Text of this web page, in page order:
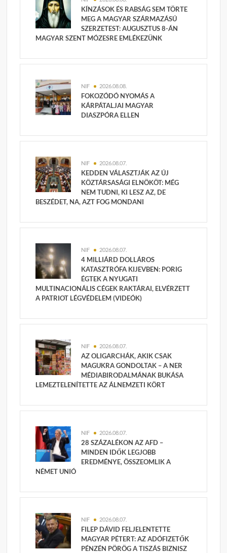
KÍNZÁSOK ÉS RABSÁG SEM TÖRTE
MEG A MAGYAR SZÁRMAZÁSÚ
SZERZETEST: AUGUSZTUS 8-ÁN
MAGYAR SZENT MÓZESRE EMLÉKEZÜNK
NIF 2026.08.08.
FOKOZÓDÓ NYOMÁS A
KÁRPÁTALJAI MAGYAR
DIASZPÓRA ELLEN
NIF 2026.08.07.
KEDDEN VÁLASZTJÁK AZ ÚJ
KÖZTÁRSASÁGI ELNÖKÖT: MÉG
NEM TUDNI, KI LESZ AZ, DE
BESZÉDET, NA, AZT FOG MONDANI
NIF 2026.08.07.
4 MILLIÁRD DOLLÁROS
KATASZTRÓFA KIJEVBEN: PORIG
ÉGTEK A NYUGATI
MULTINACIONÁLIS CÉGEK RAKTÁRAI, ELVÉRZETT
A PATRIOT LÉGVÉDELEM (VIDEÓK)
NIF 2026.08.07.
AZ OLIGARCHÁK, AKIK CSAK
MAGUKRA GONDOLTAK – A NER
MÉDIABIRODALMÁNAK BUKÁSA
LEMEZTELENÍTETTE AZ ÁLNEMZETI KÖRT
NIF 2026.08.07.
28 SZÁZALÉKON AZ AFD –
MINDEN IDŐK LEGJOBB
EREDMÉNYE, ÖSSZEOMLIK A
NÉMET UNIÓ
NIF 2026.08.07.
FILEP DÁVID FELJELENTETTE
MAGYAR PÉTERT: AZ ADÓFIZETŐK
PÉNZÉN PÖRÖG A TISZÁS BIZNISZ